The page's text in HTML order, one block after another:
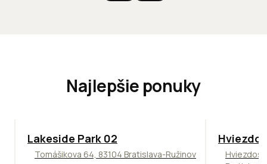
Najlepšie ponuky
ODPORÚČAME
Lakeside Park 02
Tomášikova 64, 83104 Bratislava-Ružinov